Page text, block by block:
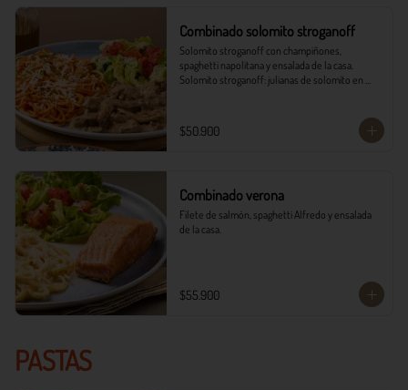
Combinado solomito stroganoff
Solomito stroganoff con champiñones,
spaghetti napolitana y ensalada de la casa.
Solomito stroganoff: julianas de solomito en
$50.900
Combinado verona
Filete de salmón, spaghetti Alfredo y ensalada
de la casa.
$55.900
PASTAS